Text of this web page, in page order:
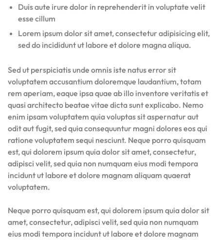
Duis aute irure dolor in reprehenderit in voluptate velit
esse cillum
Lorem ipsum dolor sit amet, consectetur adipisicing elit,
sed do incididunt ut labore et dolore magna aliqua.
Sed ut perspiciatis unde omnis iste natus error sit
voluptatem accusantium doloremque laudantium, totam
rem aperiam, eaque ipsa quae ab illo inventore veritatis et
quasi architecto beatae vitae dicta sunt explicabo. Nemo
enim ipsam voluptatem quia voluptas sit aspernatur aut
odit aut fugit, sed quia consequuntur magni dolores eos qui
ratione voluptatem sequi nesciunt. Neque porro quisquam
est, qui dolorem ipsum quia dolor sit amet, consectetur,
adipisci velit, sed quia non numquam eius modi tempora
incidunt ut labore et dolore magnam aliquam quaerat
voluptatem.
Neque porro quisquam est, qui dolorem ipsum quia dolor sit
amet, consectetur, adipisci velit, sed quia non numquam
eius modi tempora incidunt ut labore et dolore magnam